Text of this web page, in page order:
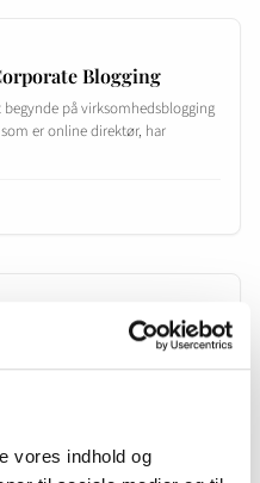
vores indhold og
Blogging
begynde på virksomhedsblogging
er online direktør, har
virksomheds-
i Påske-dagene. Ret
øjekast, men faktisk…